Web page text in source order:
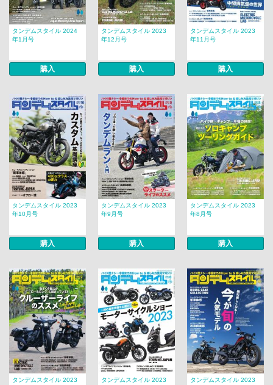
タンデムスタイル 2024
年1月号
購入
タンデムスタイル 2023
年12月号
購入
タンデムスタイル 2023
年11月号
購入
タンデムスタイル 2023
年10月号
購入
タンデムスタイル 2023
年9月号
購入
タンデムスタイル 2023
年8月号
購入
タンデムスタイル 2023
タンデムスタイル 2023
タンデムスタイル 2023